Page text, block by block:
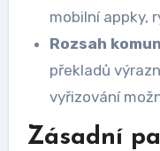
mobilní appky,
Rozsah
překladů
vyřizování
Zásadní